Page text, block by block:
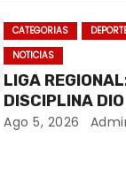
CATEGORIAS
NOTICIAS
LIGA
DISCIPLINA
SANCIONES
Ago 5, 2026